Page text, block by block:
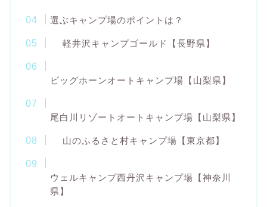
選ぶキャンプ場のポイントは？
軽井沢キャンプゴールド【長野県】
ビッグホーンオートキャンプ場【山梨県】
尾白川リゾートオートキャンプ場【山梨県】
山のふるさと村キャンプ場【東京都】
ウェルキャンプ西丹沢キャンプ場【神奈川
県】